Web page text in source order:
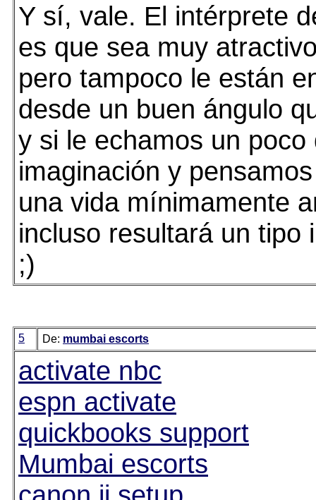
Y sí, vale. El intérprete
es que sea muy
pero tampoco le están
desde un buen ángulo
y si le echamos un poco
imaginación y
una vida mínimamente
incluso resultará un tipo
;)
5 De: mumbai escorts
activate nbc
espn activate
quickbooks support
Mumbai escorts